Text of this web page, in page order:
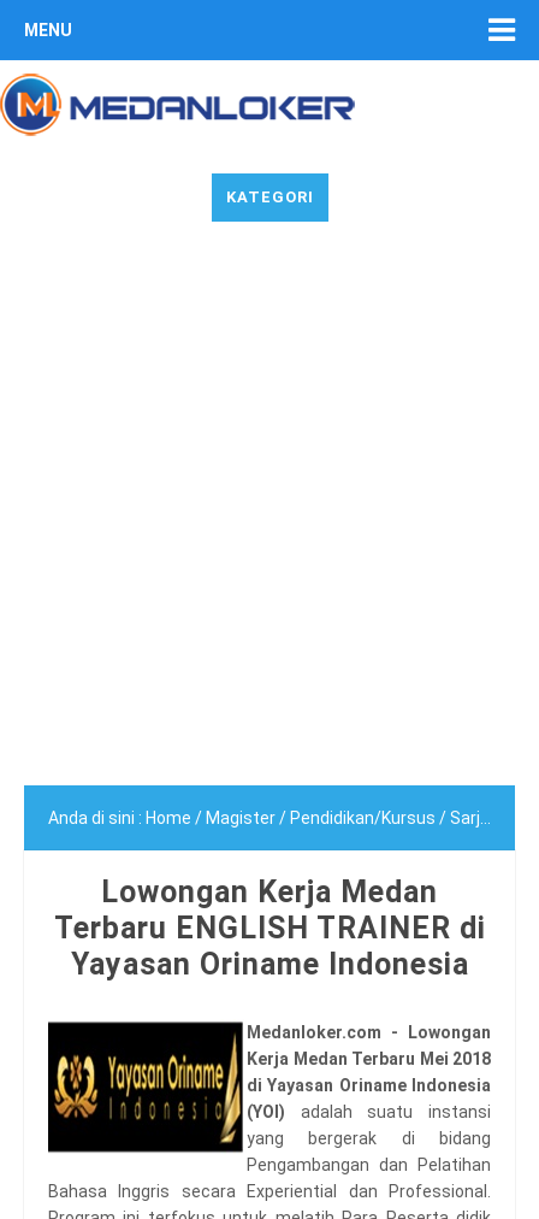
MENU
KATEGORI
Anda di sini : Home / Magister/ Pendidikan/Kursus /Sarjana (S1)
Lowongan Kerja Medan
Terbaru ENGLISH TRAINER di
Yayasan Oriname Indonesia
Medanloker.com - Lowongan
Kerja Medan Terbaru Mei 2018
di Yayasan Oriname Indonesia
(YOI) adalah suatu instansi
yang bergerak di bidang
Pengambangan dan Pelatihan
Bahasa Inggris secara Experiential dan Professional.